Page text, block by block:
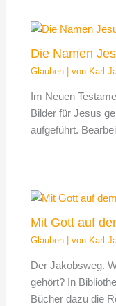
Die Namen
Glauben | von Karl
Im Neuen
Bilder für Jesus
aufgeführt.
Mit Gott auf
Glauben | von Karl
Der Jakobsweg.
gehört? In
Bücher dazu die